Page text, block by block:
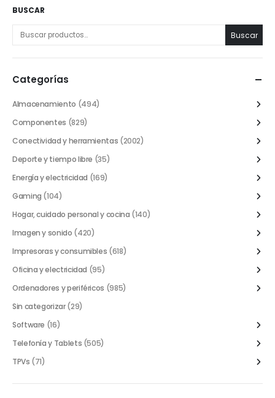
BUSCAR
Buscar
Categorías
Almacenamiento (494)
Componentes (829)
Conectividad y herramientas (2002)
Deporte y tiempo libre (35)
Energía y electricidad (169)
Gaming (104)
Hogar, cuidado personal y cocina (140)
Imagen y sonido (420)
Impresoras y consumibles (618)
Oficina y electricidad (95)
Ordenadores y periféricos (985)
Sin categorizar(29)
Software (16)
Telefonía y Tablets (505)
TPVs (71)